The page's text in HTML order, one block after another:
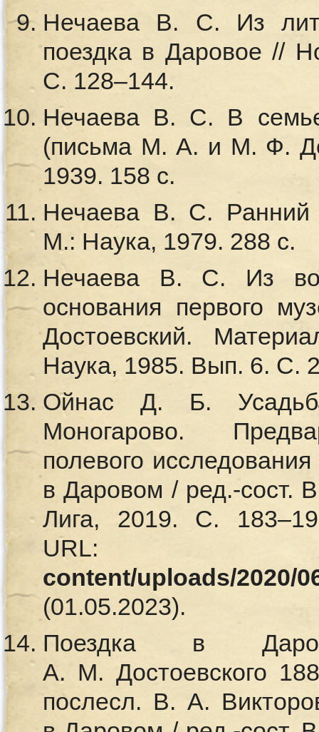
Нечаева В. С. Из
поездка в Даровое //
С. 128–144.
Нечаева В. С. В
(письма М. А. и М. Ф.
1939. 158 с.
Нечаева В. С. Ранний
М.: Наука, 1979. 288 с.
Нечаева В. С. Из
основания первого
Достоевский.
Наука, 1985. Вып. 6. С.
Ойнас Д. Б.
Моногарово.
полевого
в Даровом / ред.-сост.
Лига, 2019. С.
content/uploads/2020/
(01.05.2023).
Поездка в
А. М. Достоевского
послесл. В. А.